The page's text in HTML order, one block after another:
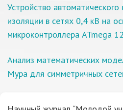
Устройство
изоляции в сетях 0,4 кВ на
микроконтроллера ATmega
Анализ математических
Мура для симметричных